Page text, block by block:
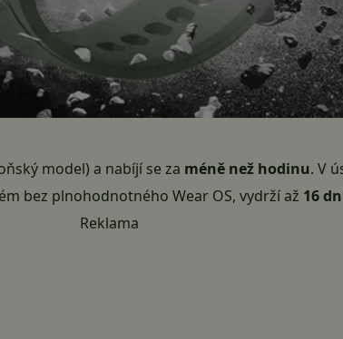
model) a nabíjí se za méně než hodinu. V
bez plnohodnotného Wear OS, vydrží až 16
Reklama